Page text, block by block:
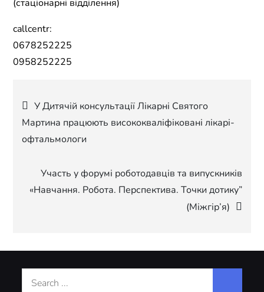
(стаціонарні відділення)
callcentr:
0678252225
0958252225
Навігація
записів
У Дитячій консультації Лікарні Святого
Мартина працюють висококваліфіковані лікарі-
офтальмологи
Участь у форумі роботодавців та випускників
«Навчання. Робота. Перспектива. Точки дотику”
(Міжгір’я)
Search